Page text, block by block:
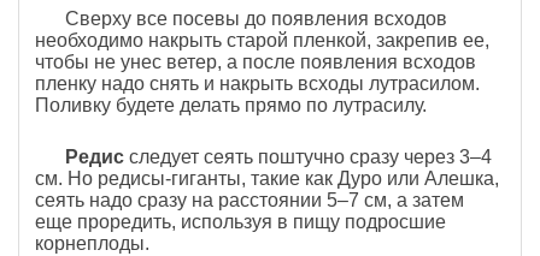
Сверху все посевы до появления всходов
необходимо накрыть старой пленкой, закрепив ее,
чтобы не унес ветер, а после появления всходов
пленку надо снять и накрыть всходы лутрасилом.
Поливку будете делать прямо по лутрасилу.
Редисследует сеять поштучно сразу через 3–4
см. Но редисы-гиганты, такие как Дуро или Алешка,
сеять надо сразу на расстоянии 5–7 см, а затем
еще проредить, используя в пищу подросшие
корнеплоды.